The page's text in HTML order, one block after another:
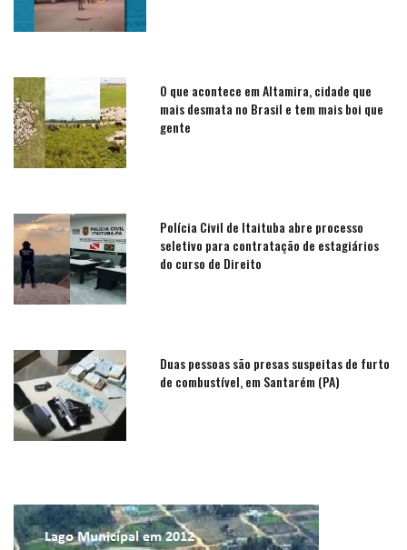
O que acontece em Altamira, cidade que
mais desmata no Brasil e tem mais boi que
gente
Polícia Civil de Itaituba abre processo
seletivo para contratação de estagiários
do curso de Direito
Duas pessoas são presas suspeitas de furto
de combustível, em Santarém (PA)